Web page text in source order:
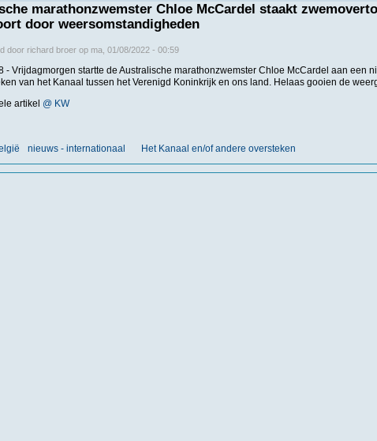
marathonzwemster Chloe McCardel staakt
door weersomstandigheden
door richard broerop ma, 01/08/2022 - 00:59
- Vrijdagmorgen startte de Australische marathonzwemster Chloe McCardel aan een
van het Kanaal tussen het Verenigd Koninkrijk en ons land. Helaas gooien de
artikel @ KW
nieuws - internationaal Het Kanaal en/of andere oversteken